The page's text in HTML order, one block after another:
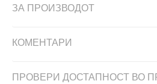
ЗА ПРОИЗВОДОТ
КОМЕНТАРИ
ПРОВЕРИ ДОСТАПНОСТ ВО